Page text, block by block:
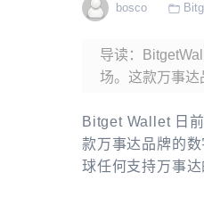
bosco
导读：
场。这款万事
Bitget Wallet 日
款万事达品牌的
球任何支持万事